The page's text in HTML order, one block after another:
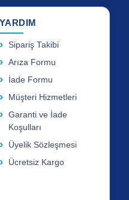
YARDIM
Sipariş Takibi
Arıza Formu
İade Formu
Müşteri Hizmetleri
Garanti ve İade
Koşulları
Üyelik Sözleşmesi
Ücretsiz Kargo